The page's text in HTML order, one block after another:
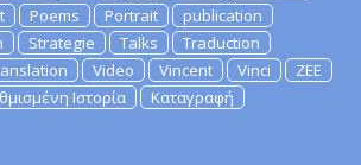
Poems Portrait
publication
Strategie Talks
Traduction
Video Vincent Vinci
ZEE
Ιστορία Καταγραφή